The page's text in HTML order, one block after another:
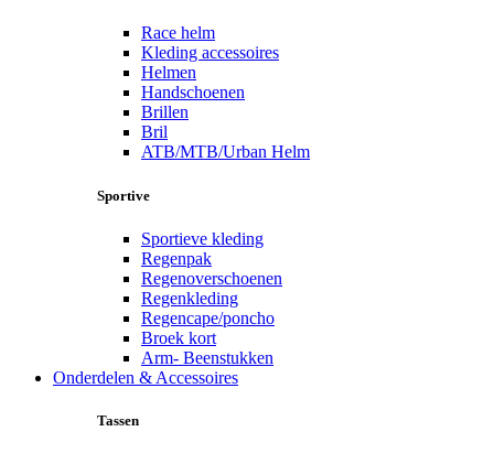
Race helm
Kleding accessoires
Helmen
Handschoenen
Brillen
Bril
ATB/MTB/Urban Helm
Sportive
Sportieve kleding
Regenpak
Regenoverschoenen
Regenkleding
Regencape/poncho
Broek kort
Arm- Beenstukken
Onderdelen & Accessoires
Tassen